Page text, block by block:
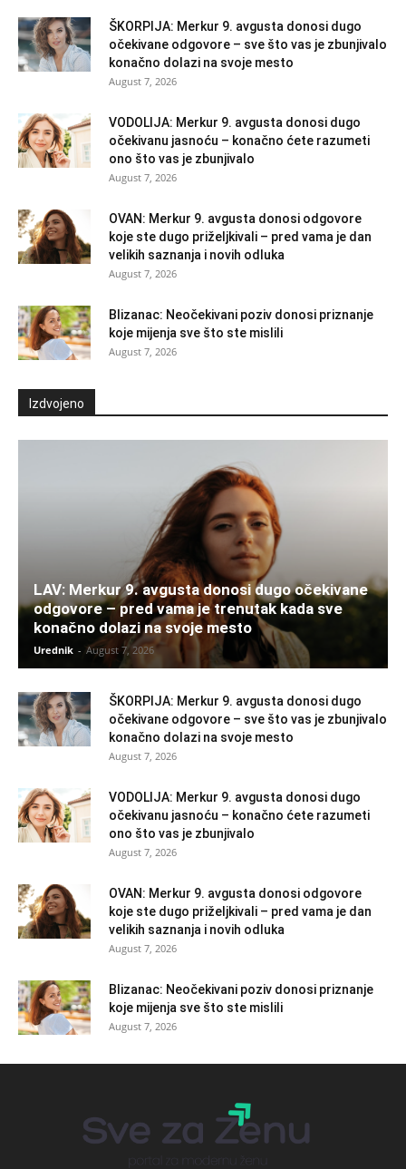
ŠKORPIJA: Merkur 9. avgusta donosi dugo
očekivane odgovore – sve što vas je zbunjivalo
konačno dolazi na svoje mesto
August 7, 2026
VODOLIJA: Merkur 9. avgusta donosi dugo
očekivanu jasnoću – konačno ćete razumeti
ono što vas je zbunjivalo
August 7, 2026
OVAN: Merkur 9. avgusta donosi odgovore
koje ste dugo priželjkivali – pred vama je dan
velikih saznanja i novih odluka
August 7, 2026
Blizanac: Neočekivani poziv donosi priznanje
koje mijenja sve što ste mislili
August 7, 2026
Izdvojeno
LAV: Merkur 9. avgusta donosi dugo očekivane
odgovore – pred vama je trenutak kada sve
konačno dolazi na svoje mesto
Urednik - August 7, 2026
ŠKORPIJA: Merkur 9. avgusta donosi dugo
očekivane odgovore – sve što vas je zbunjivalo
konačno dolazi na svoje mesto
August 7, 2026
VODOLIJA: Merkur 9. avgusta donosi dugo
očekivanu jasnoću – konačno ćete razumeti
ono što vas je zbunjivalo
August 7, 2026
OVAN: Merkur 9. avgusta donosi odgovore
koje ste dugo priželjkivali – pred vama je dan
velikih saznanja i novih odluka
August 7, 2026
Blizanac: Neočekivani poziv donosi priznanje
koje mijenja sve što ste mislili
August 7, 2026